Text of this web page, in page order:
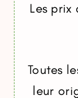
Les prix
Toutes
leur